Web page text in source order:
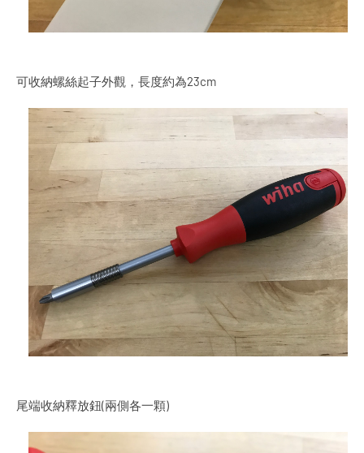
可收納螺絲起子外觀，長度約為23cm
尾端收納釋放鈕(兩側各一顆)